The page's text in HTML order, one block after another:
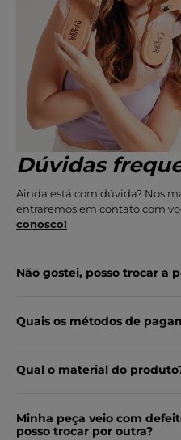
Dúvidas
Ainda está com dúvida? Nos
entraremos em contato com
conosco!
Não gostei, posso trocar a
Quais os métodos de
Qual o material do
Minha peça veio com
posso trocar por outra?